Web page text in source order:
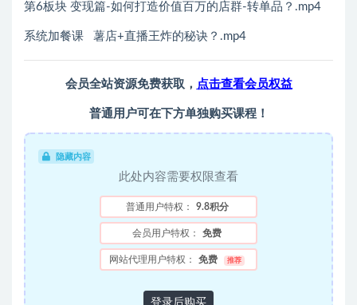
第6板块 变现篇-如何打造价值百万的店群-转单品？.mp4
系统加餐课 薯店+直播王炸的秘诀？.mp4
会员全站资源免费获取， 点击查看会员权益
普通用户可在下方单独购买课程！
隐藏内容
此处内容需要权限查看
普通用户特权： 9.8积分
会员用户特权： 免费
网站代理用户特权： 免费 推荐
登录后购买